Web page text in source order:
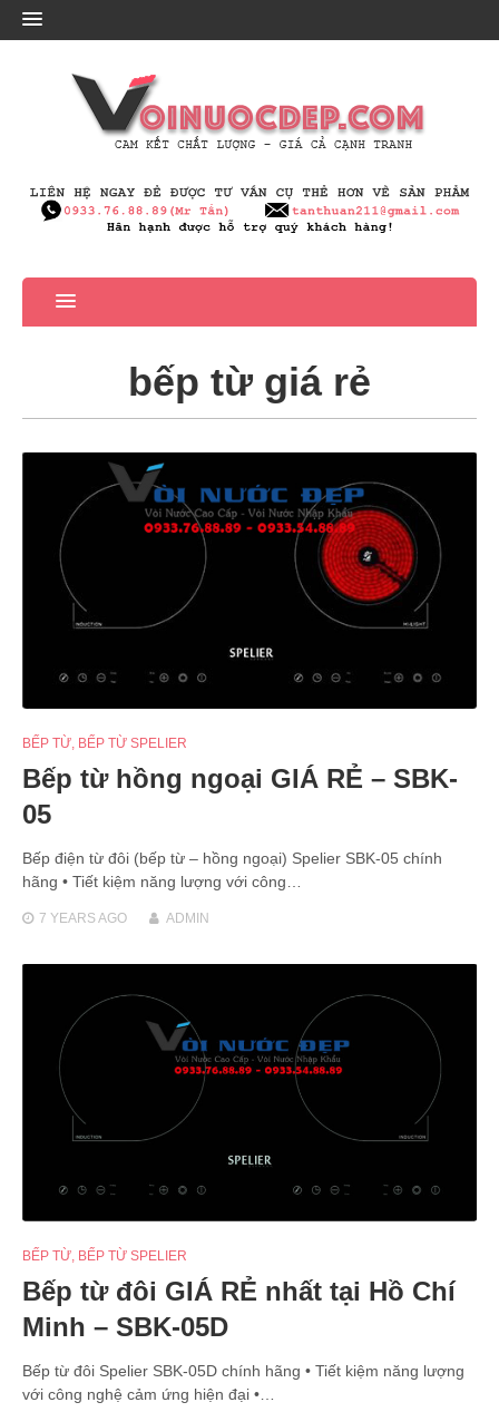
bếp từ giá rẻ
BẾP TỪ, BẾP TỪ SPELIER
Bếp từ hồng ngoại GIÁ RẺ – SBK-
05
Bếp điện từ đôi (bếp từ – hồng ngoại) Spelier SBK-05 chính
hãng • Tiết kiệm năng lượng với công…
7 YEARSAGO ADMIN
BẾP TỪ, BẾP TỪ SPELIER
Bếp từ đôi GIÁ RẺ nhất tại Hồ Chí
Minh – SBK-05D
Bếp từ đôi Spelier SBK-05D chính hãng • Tiết kiệm năng lượng
với công nghệ cảm ứng hiện đại •…